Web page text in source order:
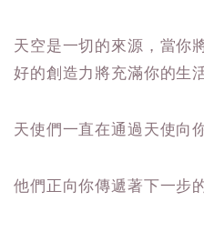
天空是一切的來源，當你
好的創造力將充滿你的生活
天使們一直在通過天使向
他們正向你傳遞著下一步